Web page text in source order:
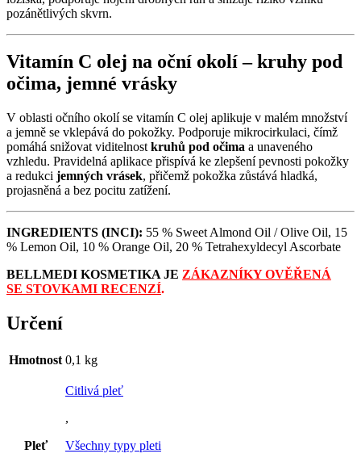
pozánětlivých skvrn.
Vitamín C olej na oční okolí –kruhy pod
očima, jemné vrásky
V oblasti očního okolí se vitamín C olej aplikuje v malém množství
a jemně se vklepává do pokožky. Podporuje mikrocirkulaci, čímž
pomáhá snižovat viditelnost kruhů pod očima a unaveného
vzhledu. Pravidelná aplikace přispívá ke zlepšení pevnosti pokožky
a redukci jemných vrásek, přičemž pokožka zůstává hladká,
projasněná a bez pocitu zatížení.
INGREDIENTS (INCI): 55 % Sweet Almond Oil / Olive Oil, 15
% Lemon Oil, 10 % Orange Oil, 20 % Tetrahexyldecyl Ascorbate
BELLMEDI KOSMETIKA JE ZÁKAZNÍKY OVĚŘENÁ
SE STOVKAMI RECENZÍ.
Určení
Hmotnost 0,1 kg
Pleť
Citlivá pleť
,
Všechny typy pleti